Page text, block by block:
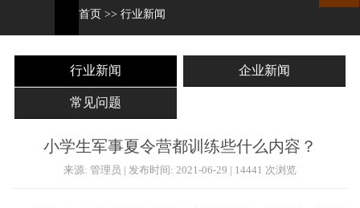
首页 >> 行业新闻
行业新闻 企业新闻
常见问题
小学生军事夏令营都训练些什么内容？
来源: 管理员 | 发布时间: 2021-06-29 | 14441 次浏览